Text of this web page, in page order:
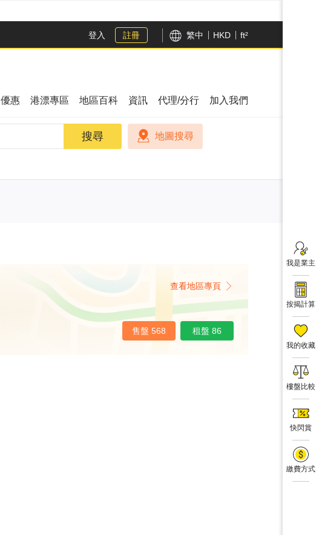
登入 註冊 繁中 HKD ft²
我是業主
按揭計算
我的收藏
樓盤比較
快閃賞
繳費方式
優惠 港漂專區 地區百科 資訊 代理/分行 加入我們
搜尋
搜尋 地圖搜尋
查看地區專頁
售盤 568 租盤 86